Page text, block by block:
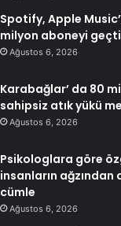
Spotify, Apple
milyon aboneyi
Ağustos 6, 2026
Karabağlar’ da 80
sahipsiz atık yükü
Ağustos 6, 2026
Psikologlara göre
insanların ağzından
cümle
Ağustos 6, 2026